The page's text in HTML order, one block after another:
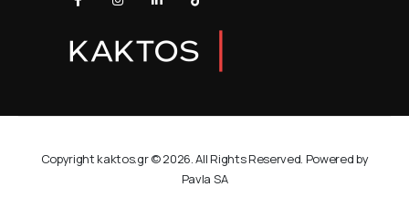
Copyright kaktos.gr © 2026. All Rights Reserved. Powered by
Pavla SA